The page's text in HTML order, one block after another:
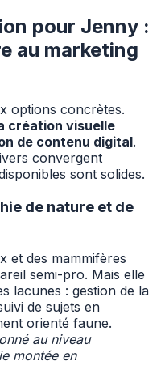
pour Jenny :
au marketing
options concrètes.
création visuelle
de contenu digital.
convergent
sont solides.
de nature et de
et des mammifères
semi-pro. Mais elle
lacunes : gestion de la
de sujets en
orienté faune.
au niveau
montée en